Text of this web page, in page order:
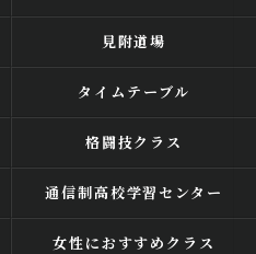
見附道場
タイムテーブル
格闘技クラス
通信制高校学習センター
女性におすすめクラス